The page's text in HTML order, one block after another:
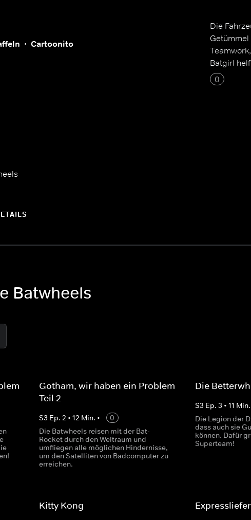
Cartoonito
Die
Batgirl
0
Batwheels
-
Gotham, wir haben ein Problem -
Teil 2
S3 Ep.2 •12 Min. •
0
Die Batwheels reisen mit der Bat-
Rocket durch den Weltraum und
umfliegen alle möglichen Hindernisse,
um den Satelliten von Badcomputer zu
erreichen.
Die
S3 Ep. 3 • 11 Min.
Die Legion der
dass auch sie
können. Dafür
Superteam!
Kitty Kong